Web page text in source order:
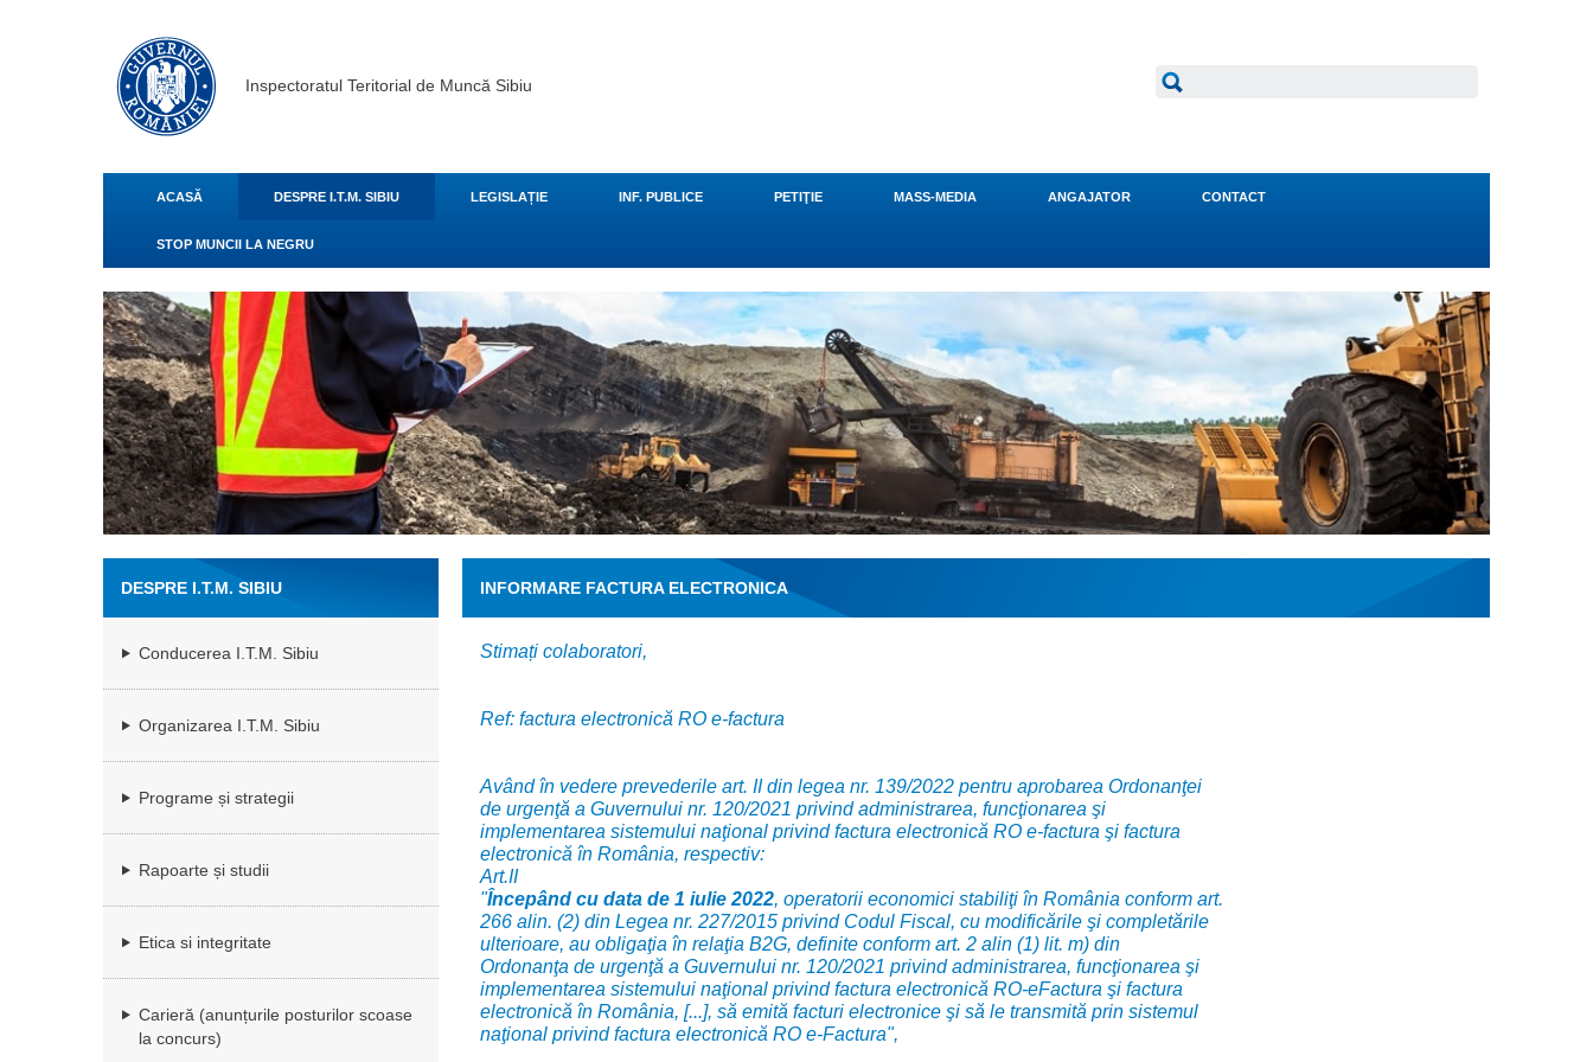
Inspectoratul Teritorial de Muncă Sibiu
ACASĂ DESPRE I.T.M. SIBIU LEGISLAȚIE INF. PUBLICE PETIŢIE MASS-MEDIA ANGAJATOR CONTACT
STOP MUNCII LA NEGRU
DESPRE I.T.M. SIBIU
Conducerea I.T.M. Sibiu
Organizarea I.T.M. Sibiu
Programe și strategii
Rapoarte și studii
Etica si integritate
Carieră (anunțurile posturilor scoase
la concurs)
INFORMARE FACTURA ELECTRONICA
Stimați colaboratori,
Ref: factura electronică RO e-factura
Având în vedere prevederile art. II din legea nr. 139/2022 pentru aprobarea Ordonanţei
de urgenţă a Guvernului nr. 120/2021 privind administrarea, funcţionarea şi
implementarea sistemului naţional privind factura electronică RO e-factura şi factura
electronică în România, respectiv:
Art.II
"Începând cu data de 1 iulie 2022, operatorii economici stabiliţi în România conform art.
266 alin. (2) din Legea nr. 227/2015 privind Codul Fiscal, cu modificările şi completările
ulterioare, au obligaţia în relaţia B2G, definite conform art. 2 alin (1) lit. m) din
Ordonanţa de urgenţă a Guvernului nr. 120/2021 privind administrarea, funcţionarea şi
implementarea sistemului naţional privind factura electronică RO-eFactura şi factura
electronică în România, [...], să emită facturi electronice şi să le transmită prin sistemul
naţional privind factura electronică RO e-Factura",